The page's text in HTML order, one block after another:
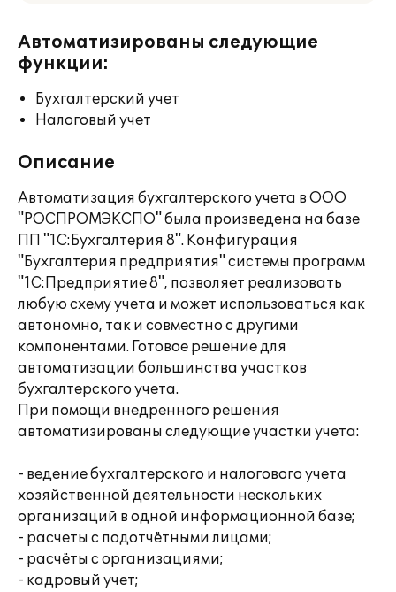
Автоматизированы следующие
функции:
Бухгалтерский учет
Налоговый учет
Описание
Автоматизация бухгалтерского учета в ООО
"РОСПРОМЭКСПО" была произведена на базе
ПП "1С:Бухгалтерия 8". Конфигурация
"Бухгалтерия предприятия" системы программ
"1С:Предприятие 8", позволяет реализовать
любую схему учета и может использоваться как
автономно, так и совместно с другими
компонентами. Готовое решение для
автоматизации большинства участков
бухгалтерского учета.
При помощи внедренного решения
автоматизированы следующие участки учета:
- ведение бухгалтерского и налогового учета
хозяйственной деятельности нескольких
организаций в одной информационной базе;
- расчеты с подотчётными лицами;
- расчёты с организациями;
- кадровый учет;